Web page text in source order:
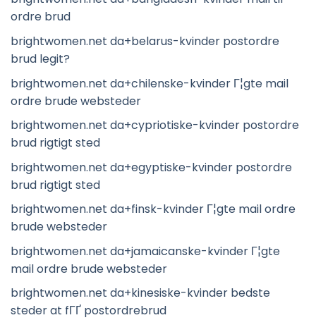
ordre brud
brightwomen.net da+belarus-kvinder postordre
brud legit?
brightwomen.net da+chilenske-kvinder Г¦gte mail
ordre brude websteder
brightwomen.net da+cypriotiske-kvinder postordre
brud rigtigt sted
brightwomen.net da+egyptiske-kvinder postordre
brud rigtigt sted
brightwomen.net da+finsk-kvinder Г¦gte mail ordre
brude websteder
brightwomen.net da+jamaicanske-kvinder Г¦gte
mail ordre brude websteder
brightwomen.net da+kinesiske-kvinder bedste
steder at fГҐ postordrebrud